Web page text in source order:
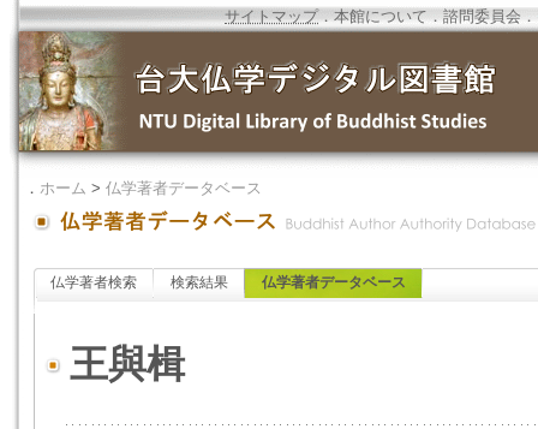
サイトマップ．本館について ．諮問委員会 ．
． ホーム > 仏学著者データベース
仏学著者検索 検索結果 仏学著者データベース
王與楫